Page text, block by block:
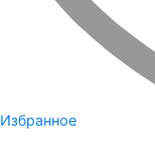
Избранное